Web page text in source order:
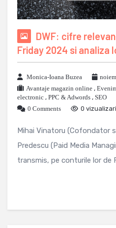
DWF: cifre
Friday 2024 si analiza
Monica-Ioana Buzea
Avantaje magazin online ,
electronic , PPC & Adwords , SEO
0 Comments
0 vizualizari
Mihai Vinatoru (Cofondator
Predescu (Paid Media
transmis, pe conturile lor de